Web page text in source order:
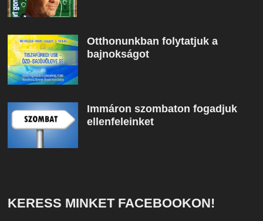
Otthonunkban folytatjuk a
bajnokságot
Immáron szombaton fogadjuk
ellenfeleinket
KERESS MINKET FACEBOOKON!